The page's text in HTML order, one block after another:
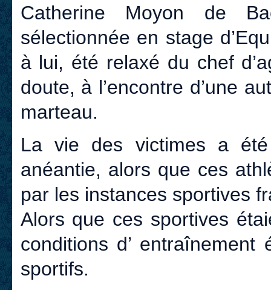
Catherine Moyon de
sélectionnée en stage
à lui, été relaxé du chef
doute, à l’encontre d’une
marteau.
La vie des victimes a
anéantie, alors que ces
par les instances sportives
Alors que ces sportives
conditions d’
sportifs.